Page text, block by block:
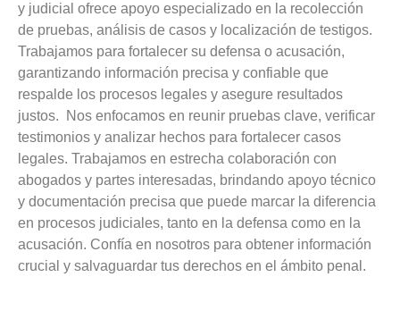
y judicial ofrece apoyo especializado en la recolección
de pruebas, análisis de casos y localización de testigos.
Trabajamos para fortalecer su defensa o acusación,
garantizando información precisa y confiable que
respalde los procesos legales y asegure resultados
justos. Nos enfocamos en reunir pruebas clave, verificar
testimonios y analizar hechos para fortalecer casos
legales. Trabajamos en estrecha colaboración con
abogados y partes interesadas, brindando apoyo técnico
y documentación precisa que puede marcar la diferencia
en procesos judiciales, tanto en la defensa como en la
acusación. Confía en nosotros para obtener información
crucial y salvaguardar tus derechos en el ámbito penal.